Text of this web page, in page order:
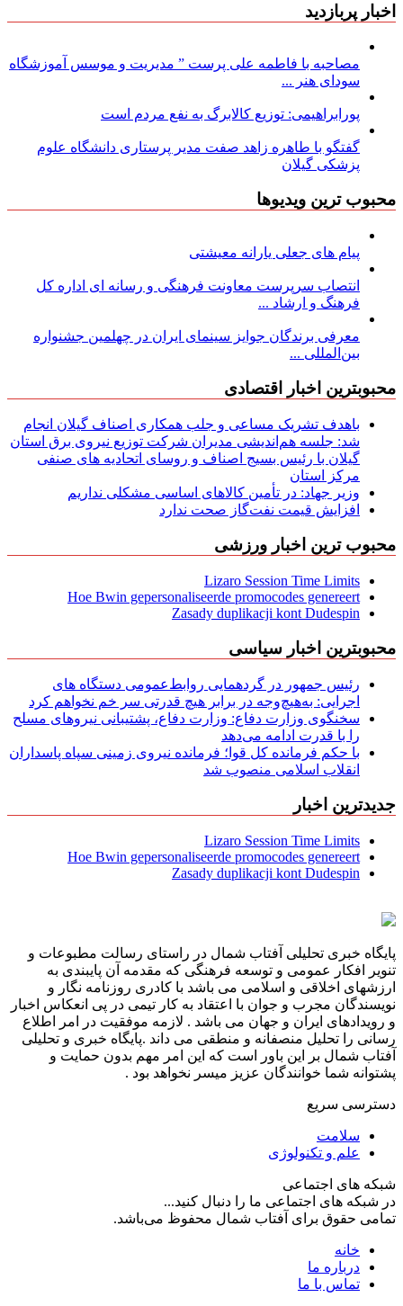
اخبار پربازدید
مصاحبه با فاطمه علی پرست ” مدیریت و موسس آموزشگاه
سودای هنر ...
پورابراهیمی: توزیع کالابرگ به نفع مردم است
گفتگو با طاهره زاهد صفت مدیر پرستاری دانشگاه علوم
پزشکی گیلان
محبوب ترین ویدیوها
پیام های جعلی یارانه معیشتی
انتصاب سرپرست معاونت فرهنگی و رسانه ای اداره کل
فرهنگ و ارشاد ...
معرفی برندگان جوایز سینمای ایران در چهلمین جشنواره
بین‌المللی ...
محبوبترین اخبار اقتصادی
باهدف تشریک مساعی و جلب همکاری اصناف گیلان انجام
شد: جلسه هم‌اندیشی مدیران شركت توزیع نیروی برق استان
گیلان با رئیس بسیج اصناف و روسای اتحادیه های صنفی
مركز استان
وزیر جهاد: در تأمین کالاهای اساسی مشکلی نداریم
افزایش قیمت نفت‌گاز صحت ندارد
محبوب ترین اخبار ورزشی
Lizaro Session Time Limits
Hoe Bwin gepersonaliseerde promocodes genereert
Zasady duplikacji kont Dudespin
محبوبترین اخبار سیاسی
رئیس جمهور در گردهمایی روابط‌عمومی دستگاه های
اجرایی: به‌هیچ‌وجه در برابر هیچ قدرتی سر خم نخواهم کرد
سخنگوی وزارت دفاع: وزارت دفاع، پشتیبانی نیرو‌های مسلح
را با قدرت ادامه می‌دهد
با حکم فرمانده کل قوا؛ فرمانده نیروی زمینی سپاه پاسداران
انقلاب اسلامی منصوب شد
جدیدترین اخبار
Lizaro Session Time Limits
Hoe Bwin gepersonaliseerde promocodes genereert
Zasady duplikacji kont Dudespin
پایگاه خبری تحلیلی آفتاب شمال در راستای رسالت مطبوعات و
تنویر افکار عمومی و توسعه فرهنگی که مقدمه آن پایبندی به
ارزشهای اخلاقی و اسلامی می باشد با کادری روزنامه نگار و
نویسندگان مجرب و جوان با اعتقاد به کار تیمی در پی انعکاس اخبار
و رویدادهای ایران و جهان می باشد . لازمه موفقیت در امر اطلاع
رسانی را تحلیل منصفانه و منطقی می داند .پایگاه خبری و تحلیلی
آفتاب شمال بر این باور است که این امر مهم بدون حمایت و
پشتوانه شما خوانندگان عزیز میسر نخواهد بود .
دسترسی سریع
سلامت
علم و تکنولوژی
شبکه های اجتماعی
در شبکه های اجتماعی ما را دنبال کنید...
تمامی حقوق برای آفتاب شمال محفوظ می‌باشد.
خانه
درباره ما
تماس با ما